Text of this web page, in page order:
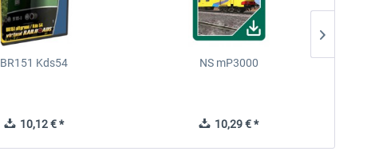
BR151 Kds54
10,12 € *
NS mP3000
10,29 € *